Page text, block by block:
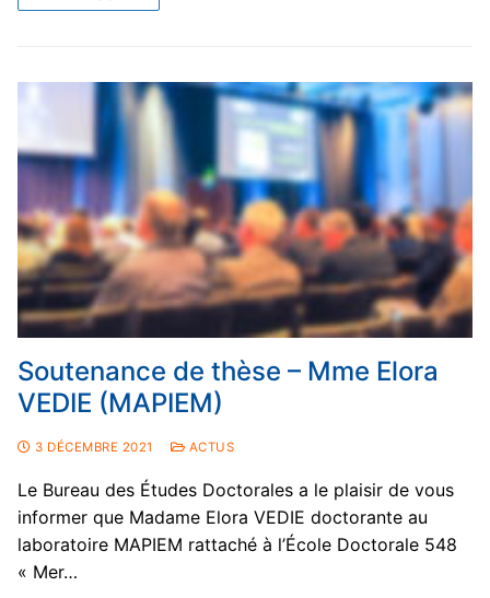
Soutenance de thèse – Mme Elora
VEDIE (MAPIEM)
3 DÉCEMBRE 2021 ACTUS
Le Bureau des Études Doctorales a le plaisir de vous
informer que Madame Elora VEDIE doctorante au
laboratoire MAPIEM rattaché à l’École Doctorale 548
« Mer…